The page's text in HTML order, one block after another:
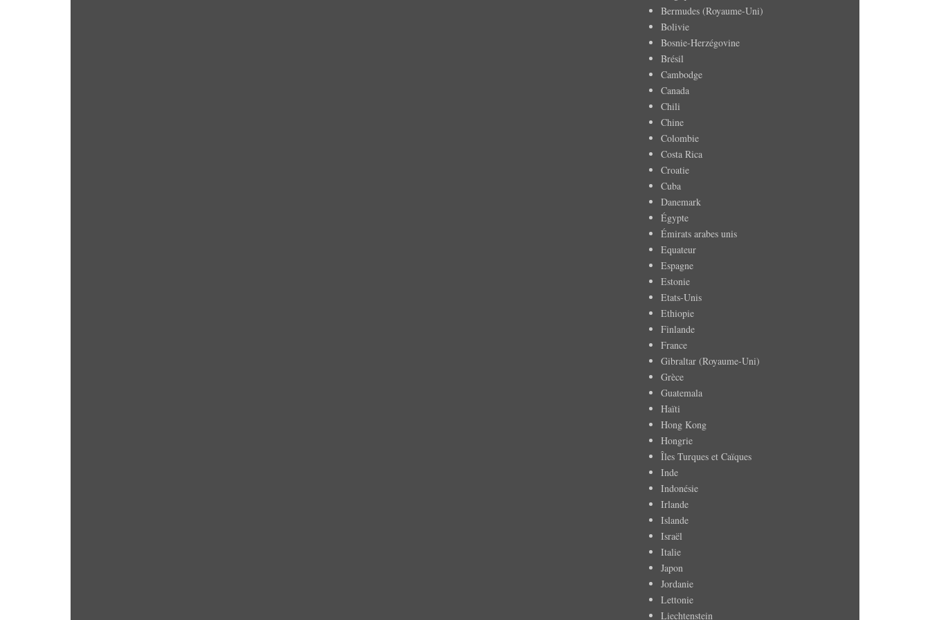
Bermudes (Royaume-Uni)
Bolivie
Bosnie-Herzégovine
Brésil
Cambodge
Canada
Chili
Chine
Colombie
Costa Rica
Croatie
Cuba
Danemark
Égypte
Émirats arabes unis
Equateur
Espagne
Estonie
Etats-Unis
Ethiopie
Finlande
France
Gibraltar (Royaume-Uni)
Grèce
Guatemala
Haïti
Hong Kong
Hongrie
Îles Turques et Caïques
Inde
Indonésie
Irlande
Islande
Israël
Italie
Japon
Jordanie
Lettonie
Liechtenstein